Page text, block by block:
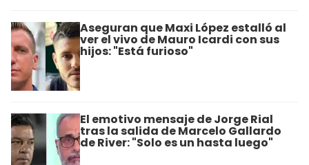
Aseguran que Maxi López estalló al
ver el vivo de Mauro Icardi con sus
hijos: "Está furioso"
El emotivo mensaje de Jorge Rial
tras la salida de Marcelo Gallardo
de River: "Solo es un hasta luego"